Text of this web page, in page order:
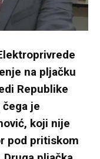
na pljačku
Republike
je
koji nije
pod pritiskom